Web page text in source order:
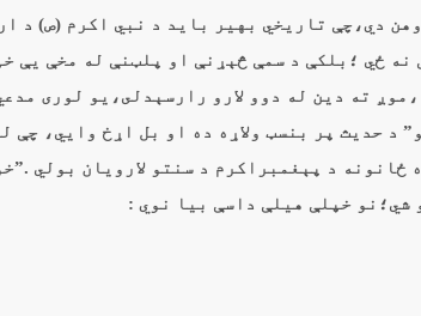
دي،چې تاريخي بهير بايد د نبي اکرم (ص) د
ځي ؛بلکې د سمې څېړنې او پلټنې له مخې يې
ته دين له دوو لارو رارسېدلى،يو لورى
د حديث پر بنسټ ولاړه ده او بل اړخ وايي، چې
ځانونه د پېغمبراکرم د سنتو لارويان بولي
شي؛نو خپلې هيلې داسې بيا نوي :